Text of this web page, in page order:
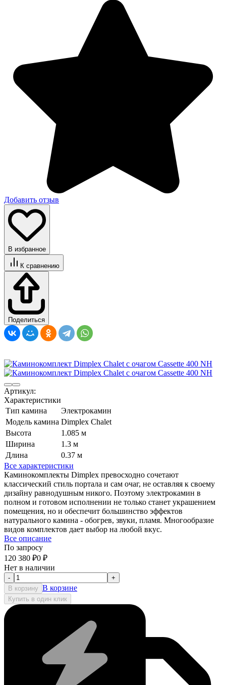
Добавить отзыв
В избранное
К сравнению
Поделиться
Артикул:
Характеристики
Тип камина
Электрокамин
Модель камина Dimplex Chalet
Высота
1.085 м
Ширина
1.3 м
Длина
0.37 м
Все характеристики
Каминокомплекты Dimplex превосходно сочетают
классический стиль портала и сам очаг, не оставляя к своему
дизайну равнодушным никого. Поэтому электрокамин в
полном и готовом исполнении не только станет украшением
помещения, но и обеспечит большинство эффектов
натурального камина - обогрев, звуки, пламя. Многообразие
видов комплектов дает выбор на любой вкус.
Все описание
По запросу
120 380 ₽0 ₽
Нет в наличии
-
+
В корзину В корзине
Купить в один клик